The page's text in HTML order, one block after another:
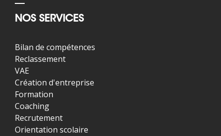
NOS SERVICES
Bilan de compétences
Reclassement
VAE
Création d'entreprise
Formation
Coaching
Recrutement
Orientation scolaire